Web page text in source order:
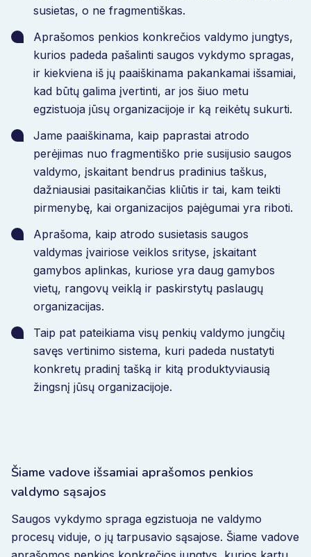
susietas, o ne fragmentiškas.
Aprašomos penkios konkrečios valdymo jungtys,
kurios padeda pašalinti saugos vykdymo spragas,
ir kiekviena iš jų paaiškinama pakankamai išsamiai,
kad būtų galima įvertinti, ar jos šiuo metu
egzistuoja jūsų organizacijoje ir ką reikėtų sukurti.
Jame paaiškinama, kaip paprastai atrodo
perėjimas nuo fragmentiško prie susijusio saugos
valdymo, įskaitant bendrus pradinius taškus,
dažniausiai pasitaikančias kliūtis ir tai, kam teikti
pirmenybę, kai organizacijos pajėgumai yra riboti.
Aprašoma, kaip atrodo susietasis saugos
valdymas įvairiose veiklos srityse, įskaitant
gamybos aplinkas, kuriose yra daug gamybos
vietų, rangovų veiklą ir paskirstytų paslaugų
organizacijas.
Taip pat pateikiama visų penkių valdymo jungčių
savęs vertinimo sistema, kuri padeda nustatyti
konkretų pradinį tašką ir kitą produktyviausią
žingsnį jūsų organizacijoje.
Šiame vadove išsamiai aprašomos penkios
valdymo sąsajos
Saugos vykdymo spraga egzistuoja ne valdymo
procesų viduje, o jų tarpusavio sąsajose. Šiame vadove